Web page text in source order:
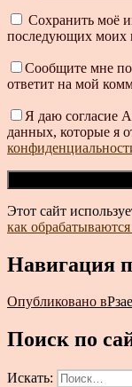
Сохранить моё
последующих моих
Сообщите мне по
ответит на мой
Я даю согласие
данных, которые я
Этот сайт
как
Навигация
Опубликовано в
Поиск по
Искать: